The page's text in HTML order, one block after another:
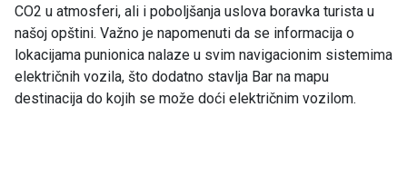
CO2 u atmosferi, ali i poboljšanja uslova boravka turista u
našoj opštini. Važno je napomenuti da se informacija o
lokacijama punionica nalaze u svim navigacionim sistemima
električnih vozila, što dodatno stavlja Bar na mapu
destinacija do kojih se može doći električnim vozilom.